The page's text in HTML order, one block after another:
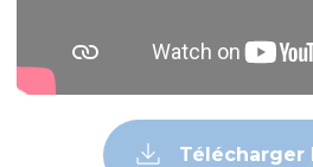
Télécharger